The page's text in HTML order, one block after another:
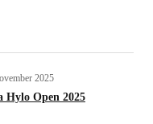
2025
Hylo Open 2025